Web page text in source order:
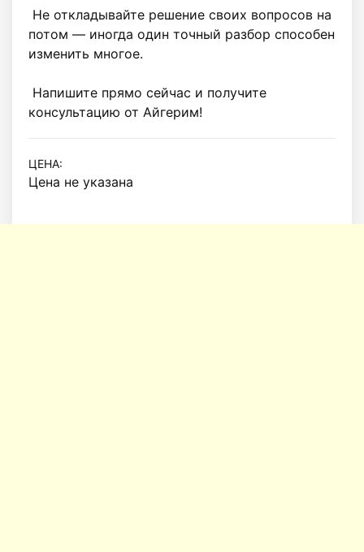
потом — иногда один точный разбор способен
изменить многое.
консультацию от Айгерим!
ЦЕНА:
Цена не указана